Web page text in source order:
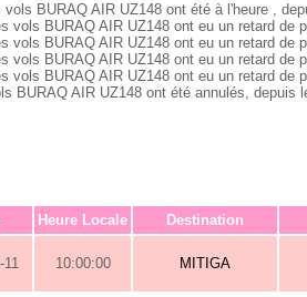
vols BURAQ AIR UZ148 ont été à l'heure ,
vols BURAQ AIR UZ148 ont eu un retard de
vols BURAQ AIR UZ148 ont eu un retard de
vols BURAQ AIR UZ148 ont eu un retard de
vols BURAQ AIR UZ148 ont eu un retard de
BURAQ AIR UZ148 ont été annulés, depuis
Heure Locale Destination
11 10:00:00 MITIGA